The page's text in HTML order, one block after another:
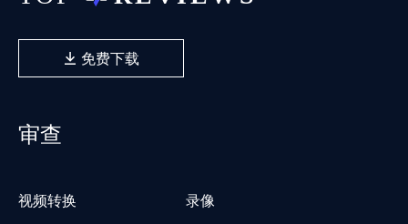
免费下载
审查
视频转换
录像